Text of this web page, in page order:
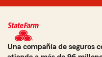
Una compañía de seguros